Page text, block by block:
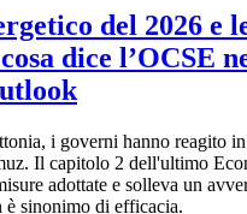
del 2026 e
dice l’OCSE
i governi hanno reagito
Il capitolo 2 dell'ultimo
adottate e solleva un
è sinonimo di efficacia.